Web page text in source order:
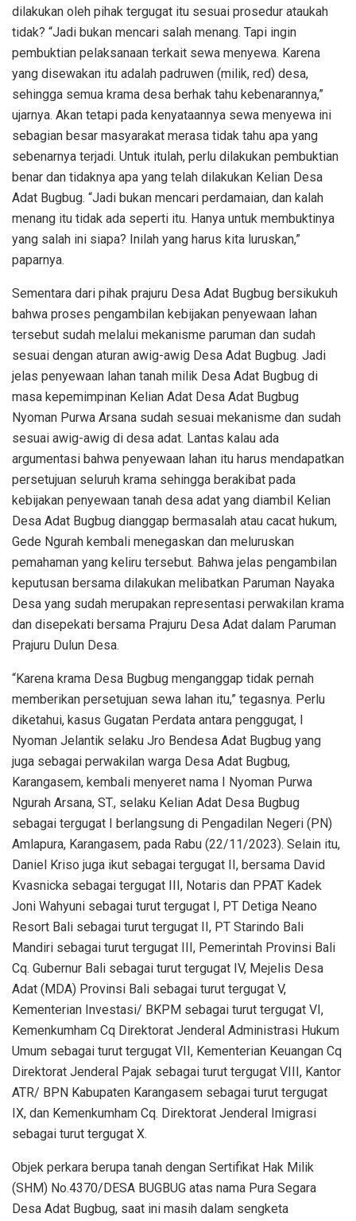
dilakukan oleh pihak tergugat itu sesuai prosedur ataukah
tidak? “Jadi bukan mencari salah menang. Tapi ingin
pembuktian pelaksanaan terkait sewa menyewa. Karena
yang disewakan itu adalah padruwen (milik, red) desa,
sehingga semua krama desa berhak tahu kebenarannya,”
ujarnya. Akan tetapi pada kenyataannya sewa menyewa ini
sebagian besar masyarakat merasa tidak tahu apa yang
sebenarnya terjadi. Untuk itulah, perlu dilakukan pembuktian
benar dan tidaknya apa yang telah dilakukan Kelian Desa
Adat Bugbug. “Jadi bukan mencari perdamaian, dan kalah
menang itu tidak ada seperti itu. Hanya untuk membuktinya
yang salah ini siapa? Inilah yang harus kita luruskan,”
paparnya.
Sementara dari pihak prajuru Desa Adat Bugbug bersikukuh
bahwa proses pengambilan kebijakan penyewaan lahan
tersebut sudah melalui mekanisme paruman dan sudah
sesuai dengan aturan awig-awig Desa Adat Bugbug. Jadi
jelas penyewaan lahan tanah milik Desa Adat Bugbug di
masa kepemimpinan Kelian Adat Desa Adat Bugbug
Nyoman Purwa Arsana sudah sesuai mekanisme dan sudah
sesuai awig-awig di desa adat. Lantas kalau ada
argumentasi bahwa penyewaan lahan itu harus mendapatkan
persetujuan seluruh krama sehingga berakibat pada
kebijakan penyewaan tanah desa adat yang diambil Kelian
Desa Adat Bugbug dianggap bermasalah atau cacat hukum,
Gede Ngurah kembali menegaskan dan meluruskan
pemahaman yang keliru tersebut. Bahwa jelas pengambilan
keputusan bersama dilakukan melibatkan Paruman Nayaka
Desa yang sudah merupakan representasi perwakilan krama
dan disepekati bersama Prajuru Desa Adat dalam Paruman
Prajuru Dulun Desa.
“Karena krama Desa Bugbug menganggap tidak pernah
memberikan persetujuan sewa lahan itu,” tegasnya. Perlu
diketahui, kasus Gugatan Perdata antara penggugat, I
Nyoman Jelantik selaku Jro Bendesa Adat Bugbug yang
juga sebagai perwakilan warga Desa Adat Bugbug,
Karangasem, kembali menyeret nama I Nyoman Purwa
Ngurah Arsana, ST., selaku Kelian Adat Desa Bugbug
sebagai tergugat I berlangsung di Pengadilan Negeri (PN)
Amlapura, Karangasem, pada Rabu (22/11/2023). Selain itu,
Daniel Kriso juga ikut sebagai tergugat II, bersama David
Kvasnicka sebagai tergugat III, Notaris dan PPAT Kadek
Joni Wahyuni sebagai turut tergugat I, PT Detiga Neano
Resort Bali sebagai turut tergugat II, PT Starindo Bali
Mandiri sebagai turut tergugat III, Pemerintah Provinsi Bali
Cq. Gubernur Bali sebagai turut tergugat IV, Mejelis Desa
Adat (MDA) Provinsi Bali sebagai turut tergugat V,
Kementerian Investasi/ BKPM sebagai turut tergugat VI,
Kemenkumham Cq Direktorat Jenderal Administrasi Hukum
Umum sebagai turut tergugat VII, Kementerian Keuangan Cq
Direktorat Jenderal Pajak sebagai turut tergugat VIII, Kantor
ATR/ BPN Kabupaten Karangasem sebagai turut tergugat
IX, dan Kemenkumham Cq. Direktorat Jenderal Imigrasi
sebagai turut tergugat X.
Objek perkara berupa tanah dengan Sertifikat Hak Milik
(SHM) No.4370/DESA BUGBUG atas nama Pura Segara
Desa Adat Bugbug, saat ini masih dalam sengketa